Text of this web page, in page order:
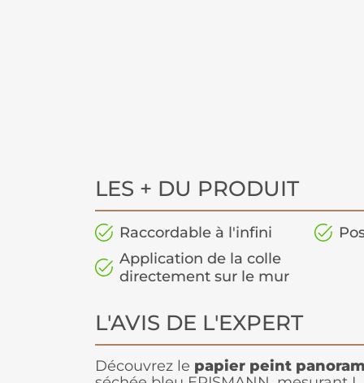
LES + DU PRODUIT
Raccordable à l'infini
Application de la colle
directement sur le mur
L'AVIS DE L'EXPERT
Découvrez le papier peint